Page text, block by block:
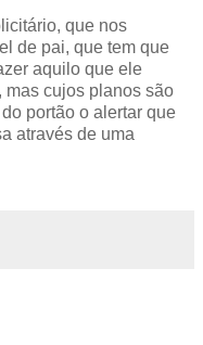
que nos
de pai, que tem que
aquilo que ele
mas cujos planos são
portão o alertar que
através de uma